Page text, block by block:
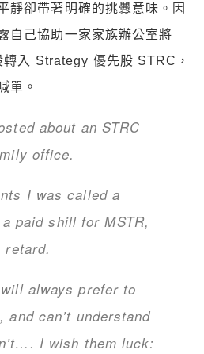
靜卻帶著明確的挑釁意味。因
自己協助一家家族辦公室將
入 Strategy 優先股 STRC，
單。
about an STRC
office.
I was called a
paid shill for MSTR,
retard.
always prefer to
and can’t understand
I wish them luck: